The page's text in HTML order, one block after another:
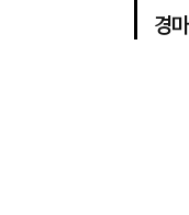
경